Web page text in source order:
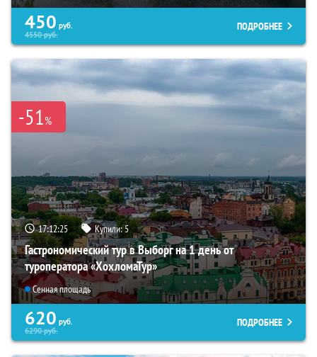
450 руб.
4550руб.
ПОДРОБНЕЕ
-51%
17:12:23 Купили:5
Гастрономический тур в Выборг на 1 день от
туроператора «ХохломаТур»
Сенная площадь
620 руб.
6290руб.
ПОДРОБНЕЕ